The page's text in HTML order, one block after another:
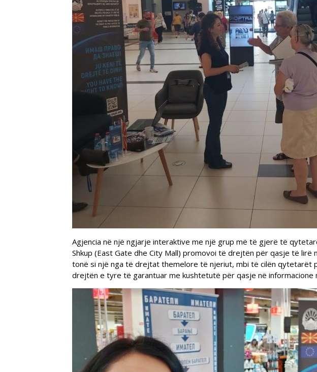
Agjencia në një ngjarje interaktive me një grup më të gjerë të
Shkup (East Gate dhe City Mall) promovoi të drejtën për qasje të lirë
tonë si një nga të drejtat themelore të njeriut, mbi të cilën qytetarët
drejtën e tyre të garantuar me kushtetutë për qasje në informacione